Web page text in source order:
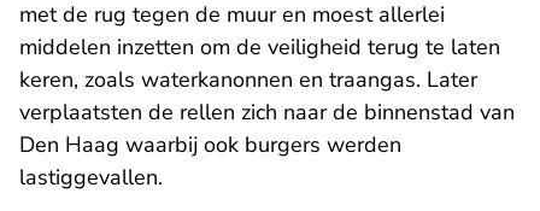
met de rug tegen de muur en moest allerlei
middelen inzetten om de veiligheid terug te laten
keren, zoals waterkanonnen en traangas. Later
verplaatsten de rellen zich naar de binnenstad van
Den Haag waarbij ook burgers werden
lastiggevallen.